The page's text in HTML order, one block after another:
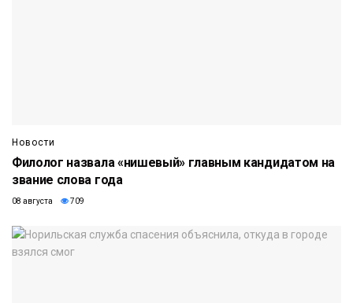
Новости
Филолог назвала «нишевый» главным кандидатом на
звание слова года
08 августа 709